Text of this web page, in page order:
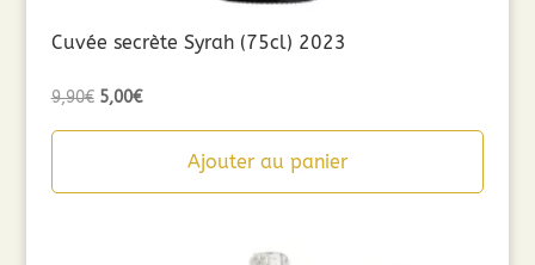
Cuvée secrète Syrah (75cl) 2023
9,90€ Le
5,00€Le
Ajouter au panier